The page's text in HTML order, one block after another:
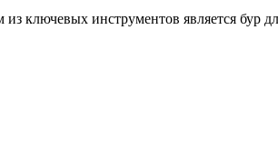
ключевых инструментов является бур